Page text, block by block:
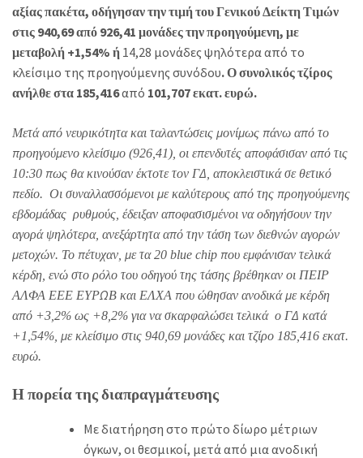
αξίας πακέτα, οδήγησαν την τιμή του Γενικού Δείκτη Τιμών
στις 940,69 από 926,41 μονάδες την προηγούμενη, με
μεταβολή +1,54% ή 14,28 μονάδες ψηλότερα από το
κλείσιμο της προηγούμενης συνόδου. Ο συνολικός τζίρος
ανήλθε στα 185,416από 101,707 εκατ. ευρώ.
Μετά από νευρικότητα και ταλαντώσεις μονίμως πάνω από το
προηγούμενο κλείσιμο (926,41), οι επενδυτές αποφάσισαν από τις
10:30 πως θα κινούσαν έκτοτε τον ΓΔ, αποκλειστικά σε θετικό
πεδίο. Οι συναλλασσόμενοι με καλύτερους από της προηγούμενης
εβδομάδας ρυθμούς, έδειξαν αποφασισμένοι να οδηγήσουν την
αγορά ψηλότερα, ανεξάρτητα από την τάση των διεθνών αγορών
μετοχών. Το πέτυχαν, με τα 20 blue chip που εμφάνισαν τελικά
κέρδη, ενώ στο ρόλο του οδηγού της τάσης βρέθηκαν οι ΠΕΙΡ
ΑΛΦΑ ΕΕΕ ΕΥΡΩΒ και ΕΛΧΑ που ώθησαν ανοδικά με κέρδη
από +3,2% ως +8,2% για να σκαρφαλώσει τελικά ο ΓΔ κατά
+1,54%, με κλείσιμο στις 940,69 μονάδες και τζίρο 185,416 εκατ.
ευρώ.
Η πορεία της διαπραγμάτευσης
Με διατήρηση στο πρώτο δίωρο μέτριων
όγκων, οι θεσμικοί, μετά από μια ανοδική